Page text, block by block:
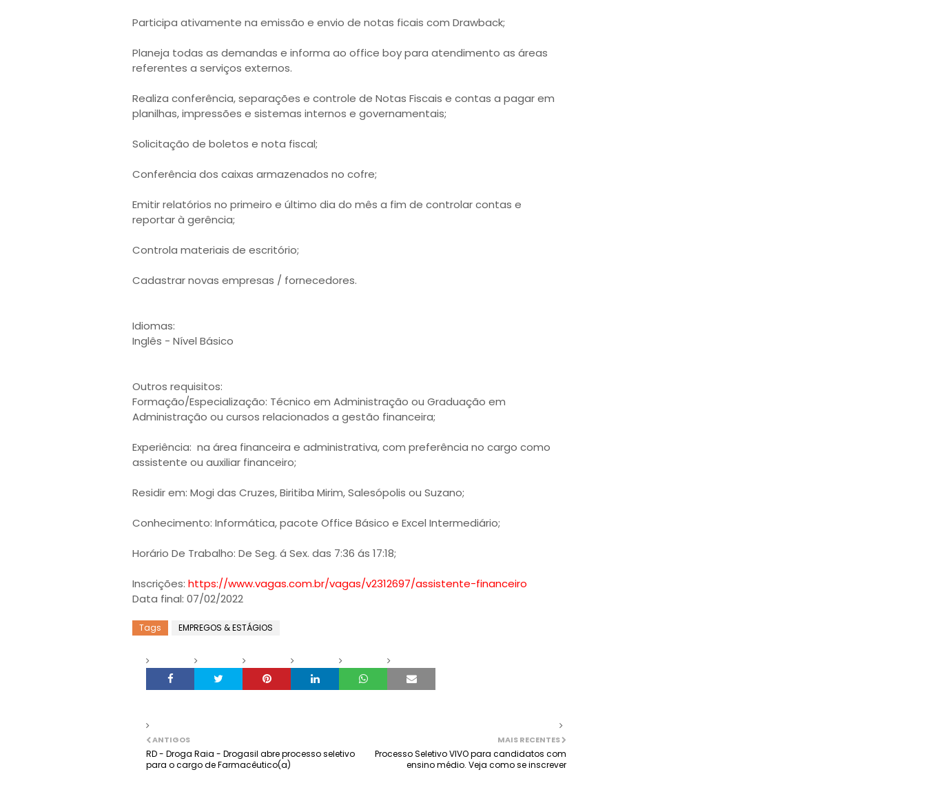
Participa ativamente na emissão e envio de notas ficais com Drawback;
Planeja todas as demandas e informa ao office boy para atendimento as áreas
referentes a serviços externos.
Realiza conferência, separações e controle de Notas Fiscais e contas a pagar em
planilhas, impressões e sistemas internos e governamentais;
Solicitação de boletos e nota fiscal;
Conferência dos caixas armazenados no cofre;
Emitir relatórios no primeiro e último dia do mês a fim de controlar contas e
reportar à gerência;
Controla materiais de escritório;
Cadastrar novas empresas / fornecedores.
Idiomas:
Inglês - Nível Básico
Outros requisitos:
Formação/Especialização: Técnico em Administração ou Graduação em
Administração ou cursos relacionados a gestão financeira;
Experiência: na área financeira e administrativa, com preferência no cargo como
assistente ou auxiliar financeiro;
Residir em: Mogi das Cruzes, Biritiba Mirim, Salesópolis ou Suzano;
Conhecimento: Informática, pacote Office Básico e Excel Intermediário;
Horário De Trabalho: De Seg. á Sex. das 7:36 ás 17:18;
Inscrições: https://www.vagas.com.br/vagas/v2312697/assistente-financeiro
Data final: 07/02/2022
Tags EMPREGOS & ESTÁGIOS
MAIS RECENTES
Processo Seletivo VIVO para candidatos com
ensino médio. Veja como se inscrever
ANTIGOS
RD - Droga Raia - Drogasil abre processo seletivo
para o cargo de Farmacêutico(a)